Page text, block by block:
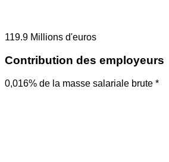
119.9 Millions d'euros
Contribution des employeurs
0,016% de la masse salariale brute *